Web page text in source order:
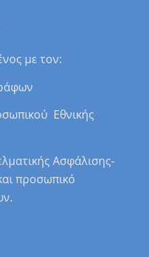
με τον:
Εθνικής
Ασφάλισης-
προσωπικό